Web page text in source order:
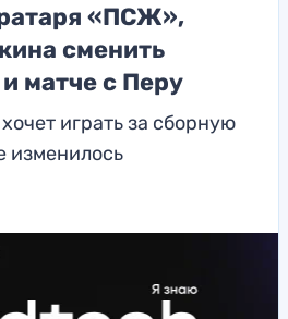
«ПСЖ»,
сменить
матче с Перу
играть за сборную
изменилось